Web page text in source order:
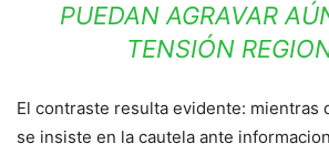
PUEDAN AGRAVAR
TENSIÓN
El contraste resulta evidente: mientras
se insiste en la cautela ante